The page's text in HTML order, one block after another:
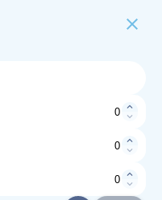
close
expand_less
expand_more
expand_less
expand_more
expand_less
expand_more